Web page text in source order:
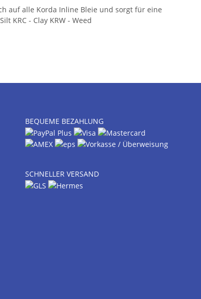
auf alle Korda Inline Bleie und sorgt für eine
KRC - Clay KRW - Weed
BEQUEME BEZAHLUNG
SCHNELLER VERSAND